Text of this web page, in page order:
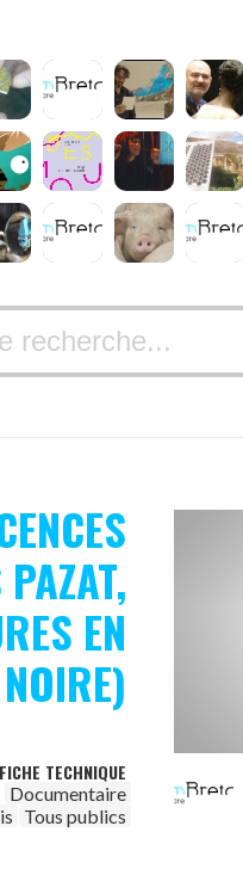
EN
FICHE TECHNIQUE
Documentaire
Tous publics